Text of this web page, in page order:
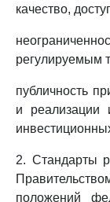
качество,
регулируемым
публичность
и реализации
2. Стандарты
положений